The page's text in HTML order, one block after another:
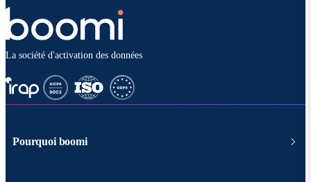
La société d'activation des données
Pourquoi boomi